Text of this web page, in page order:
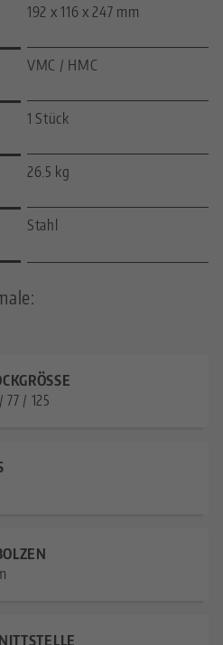
192 x 116 x 247 mm
VMC / HMC
1 Stück
26.5 kg
Stahl
/ 125